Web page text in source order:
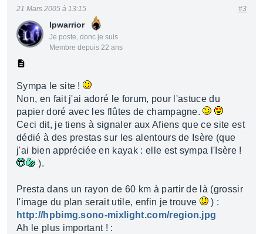
Ipwarrior
Je poste, donc je suis
Membre depuis 22 ans
21 Mars 2005 à 13:15 #3
Sympa le site !
Non, en fait j'ai adoré le forum, pour l'astuce du
papier doré avec les flûtes de champagne.
Ceci dit, je tiens à signaler aux Afiens que ce site est
dédié à des prestas sur les alentours de Isère (que
j'ai bien appréciée en kayak : elle est sympa l'Isère !
).
Presta dans un rayon de 60 km à partir de là (grossir
l'image du plan serait utile, enfin je trouve
) :
http://hpbimg.sono-mixlight.com/region.jpg
Ah le plus important ! :